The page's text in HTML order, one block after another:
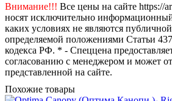
Внимание!!! Все цены на сайте https://
носят исключительно
каких условиях не являются
определяемой положениями Статьи
кодекса РФ. * - Спеццена
согласованию с менеджером и может
представленной на сайте.
Похожие товары